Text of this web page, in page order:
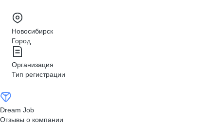
Новосибирск
Город
Организация
Тип регистрации
Dream Job
Отзывы о компании